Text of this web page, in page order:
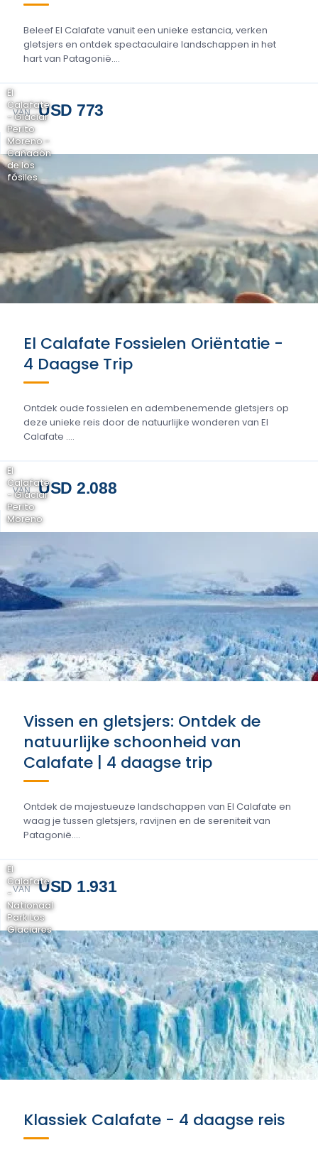
Beleef El Calafate vanuit een unieke estancia, verken
gletsjers en ontdek spectaculaire landschappen in het
hart van Patagonië....
VAN USD 773
El
Calafate
- Glaciar
Perito
Moreno -
Cañadón
de los
fósiles
El Calafate Fossielen Oriëntatie -
4 Daagse Trip
Ontdek oude fossielen en adembenemende gletsjers op
deze unieke reis door de natuurlijke wonderen van El
Calafate ....
VAN USD 2.088
El
Calafate
- Glaciar
Perito
Moreno
Vissen en gletsjers: Ontdek de
natuurlijke schoonheid van
Calafate | 4 daagse trip
Ontdek de majestueuze landschappen van El Calafate en
waag je tussen gletsjers, ravijnen en de sereniteit van
Patagonië....
VAN USD 1.931
El
Calafate
-
Nationaal
Park Los
Glaciares
Klassiek Calafate - 4 daagse reis